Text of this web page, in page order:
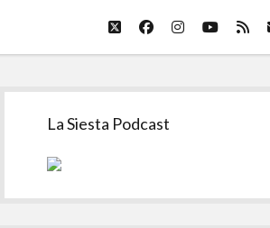
twitterfacebookinstagram
youtube
rss
Sidebar
La Siesta Podcast